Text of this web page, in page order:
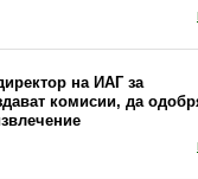
на ИАГ за
комисии, да